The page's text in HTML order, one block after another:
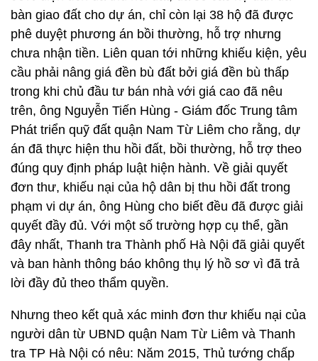
bàn giao đất cho dự án, chỉ còn lại 38 hộ đã được
phê duyệt phương án bồi thường, hỗ trợ nhưng
chưa nhận tiền. Liên quan tới những khiếu kiện, yêu
cầu phải nâng giá đền bù đất bởi giá đền bù thấp
trong khi chủ đầu tư bán nhà với giá cao đã nêu
trên, ông Nguyễn Tiến Hùng - Giám đốc Trung tâm
Phát triển quỹ đất quận Nam Từ Liêm cho rằng, dự
án đã thực hiện thu hồi đất, bồi thường, hỗ trợ theo
đúng quy định pháp luật hiện hành. Về giải quyết
đơn thư, khiếu nại của hộ dân bị thu hồi đất trong
phạm vi dự án, ông Hùng cho biết đều đã được giải
quyết đầy đủ. Với một số trường hợp cụ thể, gần
đây nhất, Thanh tra Thành phố Hà Nội đã giải quyết
và ban hành thông báo không thụ lý hồ sơ vì đã trả
lời đầy đủ theo thẩm quyền.
Nhưng theo kết quả xác minh đơn thư khiếu nại của
người dân từ UBND quận Nam Từ Liêm và Thanh
tra TP Hà Nội có nêu: Năm 2015, Thủ tướng chấp